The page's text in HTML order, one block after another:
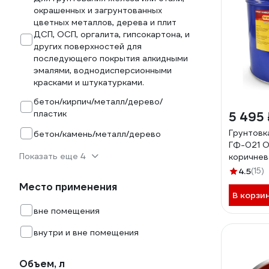
окрашенных и загрунтованных
цветных металлов, дерева и плит
ДСП, ОСП, оргалита, гипсокартона, и
других поверхностей для
последующего покрытия алкидными
эмалями, воднодисперсионными
красками и штукатурками.
бетон/кирпич/металл/дерево/
пластик
бетон/камень/металл/дерево
Показать еще 4
Место применения
вне помещения
внутри и вне помещения
Объем, л
5 495
ГФ-021
82. БП-
4.5(15)
В